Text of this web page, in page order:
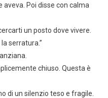
Poi disse con calma
un posto dove vivere.
serratura.”
chiuso. Questa è
di un silenzio teso e fragile.